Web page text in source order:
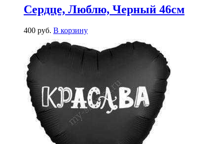
Сердце, Люблю, Черный 46см
400 руб. В корзину